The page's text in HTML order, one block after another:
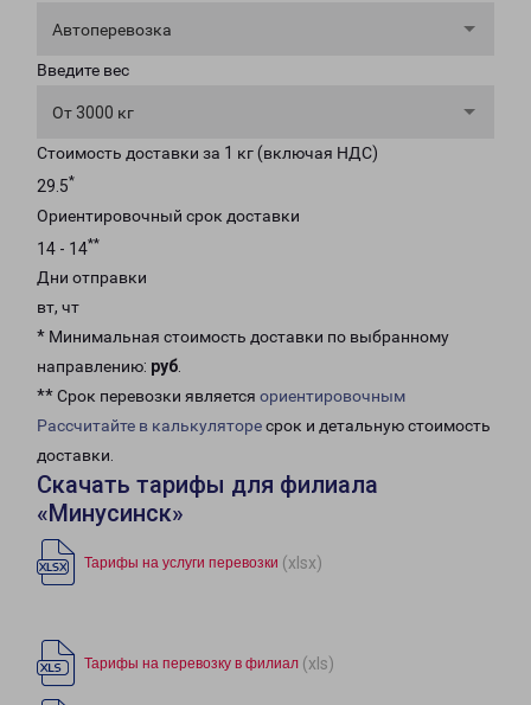
Автоперевозка
Введите вес
От 3000 кг
Стоимость доставки за 1 кг (включая НДС)
29.5*
Ориентировочный срок доставки
14 - 14**
Дни отправки
вт, чт
* Минимальная стоимость доставки по выбранному
направлению: руб.
** Срок перевозки является ориентировочным
Рассчитайте в калькуляторесрок и детальную стоимость
доставки.
Скачать тарифы для филиала
«Минусинск»
Тарифы на услуги перевозки (xlsx)
Тарифы на перевозку в филиал (xls)